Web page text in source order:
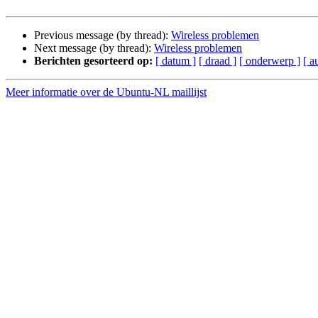
Previous message (by thread): Wireless problemen
Next message (by thread): Wireless problemen
Berichten gesorteerd op: [ datum ] [ draad ] [ onderwerp ] [
Meer informatie over de Ubuntu-NL maillijst